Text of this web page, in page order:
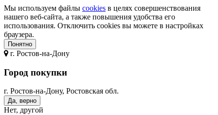
Мы используем файлы cookies в целях совершенствования
нашего веб-сайта, а также повышения удобства его
использования. Отключить cookies вы можете в настройках
браузера.
Понятно
г. Ростов-на-Дону
Город покупки
г. Ростов-на-Дону, Ростовская обл.
Да, верно
Нет, другой